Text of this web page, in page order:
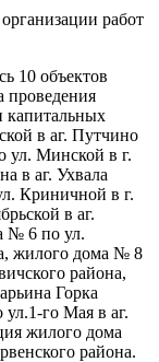
работ
10 объектов
проведения
капитальных
в аг. Путчино
ул. Минской в г.
в аг. Ухвала
Криничной в г.
в аг.
№ 6 по ул.
жилого дома № 8
района,
Горка
го Мая в аг.
жилого дома
района.